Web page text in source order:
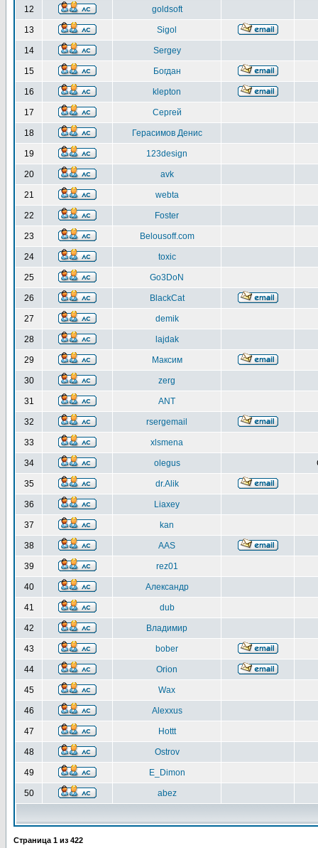
12 goldsoft
13 Sigol
14 Sergey
15 Богдан
16 klepton
17 Сергей
18 Герасимов Денис
19 123design
20 avk
21 webta
22 Foster
23 Belousoff.com
24 toxic
25 Go3DoN
26 BlackCat
27 demik
28 lajdak
29 Максим
30 zerg
31 ANT
32 rsergemail
33 xlsmena
34 olegus
35 dr.Alik
36 Liaxey
37 kan
38 AAS
39 rez01
40 Александр
41 dub
42 Владимир
43 bober
44 Orion
45 Wax
46 Alexxus
47 Hottt
48 Ostrov
49 E_Dimon
50 abez
Страница 1 из 422